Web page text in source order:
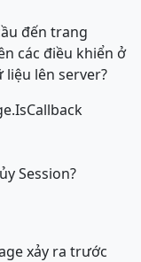
đến trang
các điều khiển ở
lên server?
Session?
xảy ra trước